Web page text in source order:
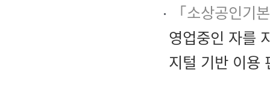
「소상공인기
영업중인 자를
지털 기반 이용